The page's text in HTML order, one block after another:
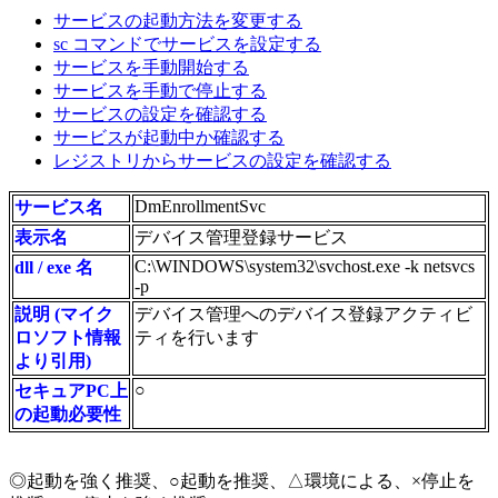
サービスの起動方法を変更する
sc コマンドでサービスを設定する
サービスを手動開始する
サービスを手動で停止する
サービスの設定を確認する
サービスが起動中か確認する
レジストリからサービスの設定を確認する
サービス名
DmEnrollmentSvc
表示名
デバイス管理登録サービス
dll / exe 名
C:\WINDOWS\system32\svchost.exe -k netsvcs
-p
説明 (マイク
ロソフト情報
より引用)
デバイス管理へのデバイス登録アクティビ
ティを行います
セキュアPC上
の起動必要性
○
◎起動を強く推奨、○起動を推奨、△環境による、×停止を